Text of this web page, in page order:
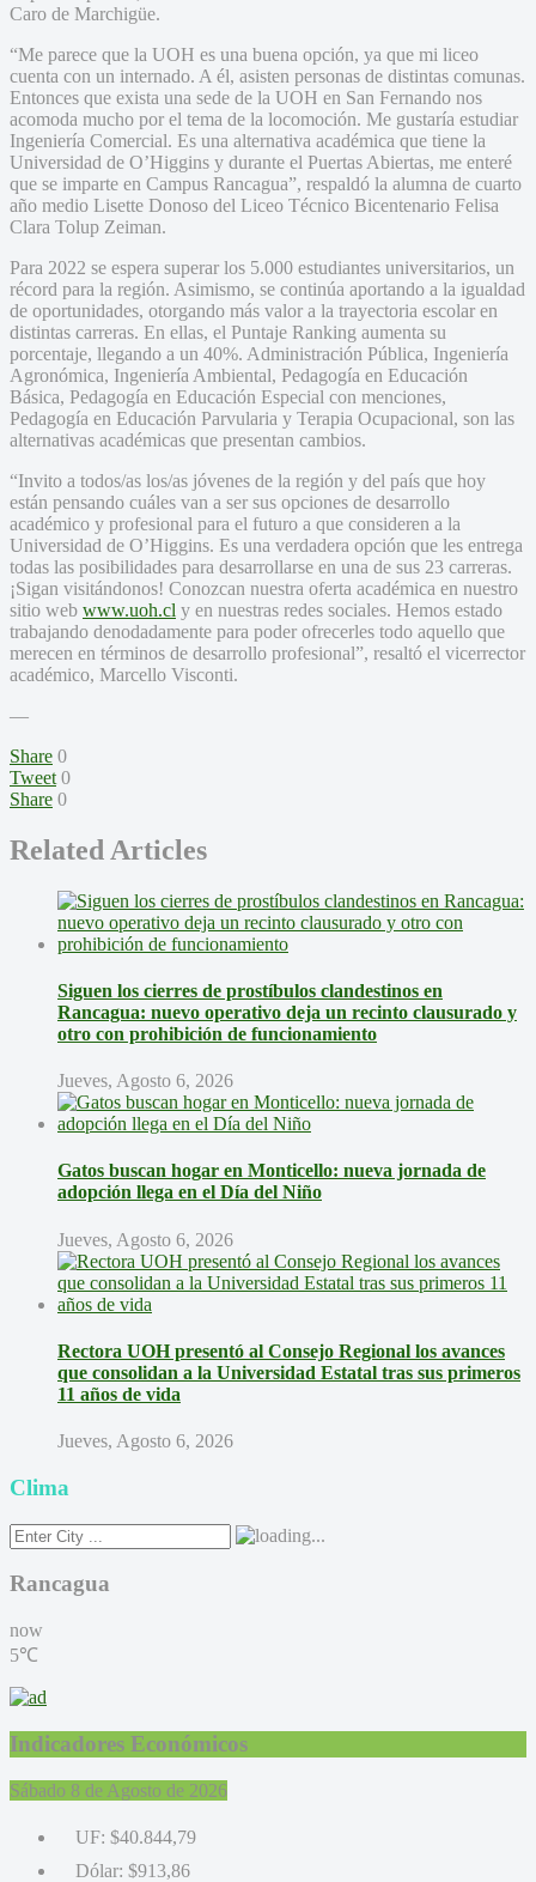
Caro de Marchigüe.
“Me parece que la UOH es una buena opción, ya que mi liceo
cuenta con un internado. A él, asisten personas de distintas comunas.
Entonces que exista una sede de la UOH en San Fernando nos
acomoda mucho por el tema de la locomoción. Me gustaría estudiar
Ingeniería Comercial. Es una alternativa académica que tiene la
Universidad de O’Higgins y durante el Puertas Abiertas, me enteré
que se imparte en Campus Rancagua”, respaldó la alumna de cuarto
año medio Lisette Donoso del Liceo Técnico Bicentenario Felisa
Clara Tolup Zeiman.
Para 2022 se espera superar los 5.000 estudiantes universitarios, un
récord para la región. Asimismo, se continúa aportando a la igualdad
de oportunidades, otorgando más valor a la trayectoria escolar en
distintas carreras. En ellas, el Puntaje Ranking aumenta su
porcentaje, llegando a un 40%. Administración Pública, Ingeniería
Agronómica, Ingeniería Ambiental, Pedagogía en Educación
Básica, Pedagogía en Educación Especial con menciones,
Pedagogía en Educación Parvularia y Terapia Ocupacional, son las
alternativas académicas que presentan cambios.
“Invito a todos/as los/as jóvenes de la región y del país que hoy
están pensando cuáles van a ser sus opciones de desarrollo
académico y profesional para el futuro a que consideren a la
Universidad de O’Higgins. Es una verdadera opción que les entrega
todas las posibilidades para desarrollarse en una de sus 23 carreras.
¡Sigan visitándonos! Conozcan nuestra oferta académica en nuestro
sitio web www.uoh.cl y en nuestras redes sociales. Hemos estado
trabajando denodadamente para poder ofrecerles todo aquello que
merecen en términos de desarrollo profesional”, resaltó el vicerrector
académico, Marcello Visconti.
—
Share 0
Tweet 0
Share 0
Related Articles
Siguen los cierres de prostíbulos clandestinos en
Rancagua: nuevo operativo deja un recinto clausurado y
otro con prohibición de funcionamiento
Jueves, Agosto 6, 2026
Gatos buscan hogar en Monticello: nueva jornada de
adopción llega en el Día del Niño
Jueves, Agosto 6, 2026
Rectora UOH presentó al Consejo Regional los avances
que consolidan a la Universidad Estatal tras sus primeros
11 años de vida
Jueves, Agosto 6, 2026
Clima
Rancagua
now
5℃
Indicadores Económicos
Sábado 8 de Agosto de 2026
UF: $40.844,79
Dólar: $913,86